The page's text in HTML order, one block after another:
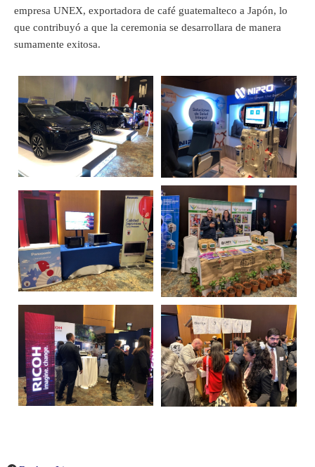
empresa UNEX, exportadora de café guatemalteco a Japón, lo
que contribuyó a que la ceremonia se desarrollara de manera
sumamente exitosa.